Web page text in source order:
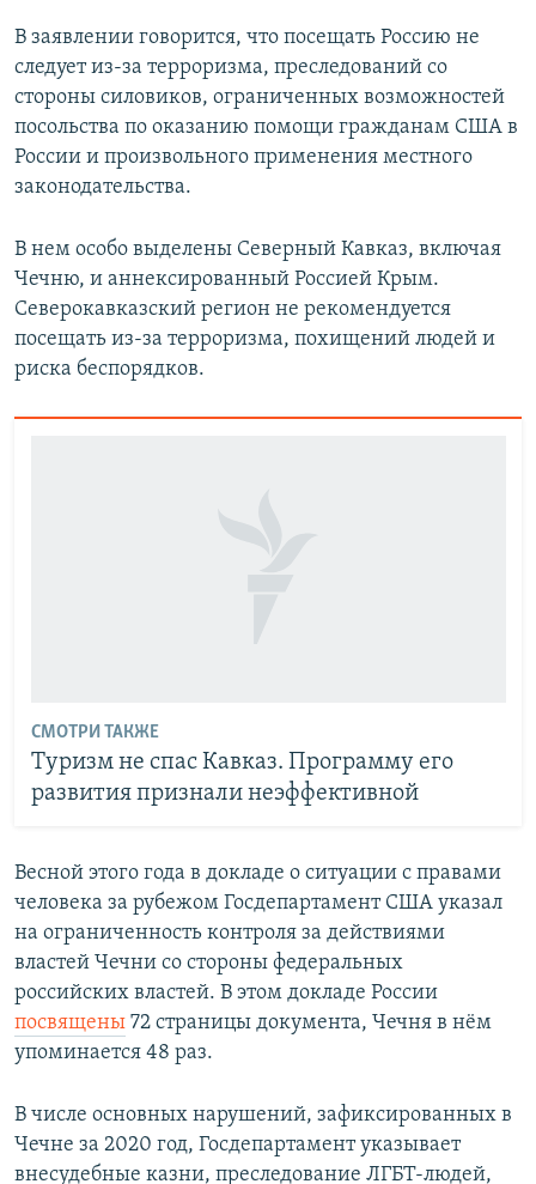
В заявлении говорится, что посещать Россию не
следует из-за терроризма, преследований со
стороны силовиков, ограниченных возможностей
посольства по оказанию помощи гражданам США в
России и произвольного применения местного
законодательства.
В нем особо выделены Северный Кавказ, включая
Чечню, и аннексированный Россией Крым.
Северокавказский регион не рекомендуется
посещать из-за терроризма, похищений людей и
риска беспорядков.
СМОТРИ ТАКЖЕ
Туризм не спас Кавказ. Программу его
развития признали неэффективной
Весной этого года в докладе о ситуации с правами
человека за рубежом Госдепартамент США указал
на ограниченность контроля за действиями
властей Чечни со стороны федеральных
российских властей. В этом докладе России
посвящены 72 страницы документа, Чечня в нём
упоминается 48 раз.
В числе основных нарушений, зафиксированных в
Чечне за 2020 год, Госдепартамент указывает
внесудебные казни, преследование ЛГБТ-людей,